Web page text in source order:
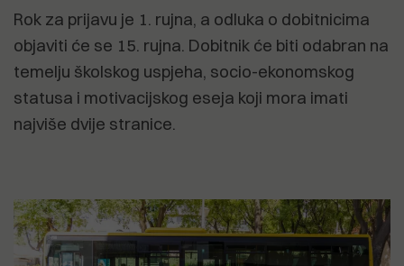
Rok za prijavu je 1. rujna, a odluka o dobitnicima
objaviti će se 15. rujna. Dobitnik će biti odabran na
temelju školskog uspjeha, socio-ekonomskog
statusa i motivacijskog eseja koji mora imati
najviše dvije stranice.